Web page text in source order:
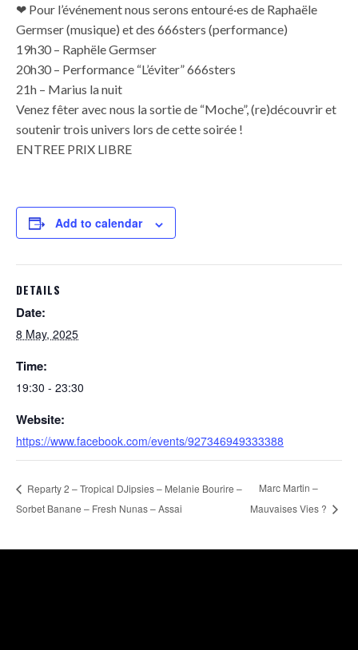
❤ Pour l’événement nous serons entouré·es de Raphaële
Germser (musique) et des 666sters (performance)
19h30 – Raphële Germser
20h30 – Performance “L’éviter” 666sters
21h – Marius la nuit
Venez fêter avec nous la sortie de “Moche”, (re)découvrir et
soutenir trois univers lors de cette soirée !
ENTREE PRIX LIBRE
Add to calendar
DETAILS
Date:
8 May, 2025
Time:
19:30 - 23:30
Website:
https://www.facebook.com/events/927346949333388
Reparty 2 – Tropical DJipsies – Melanie Bourire –
Sorbet Banane – Fresh Nunas – Assai
Marc Martin –
Mauvaises Vies ?